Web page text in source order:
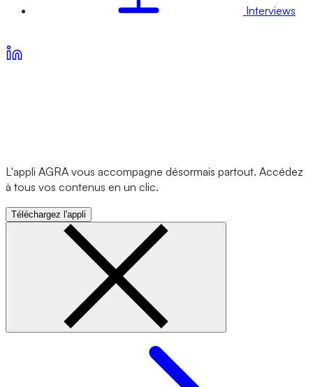
Interviews
L'appli AGRA vous accompagne désormais partout. Accédez
à tous vos contenus en un clic.
Téléchargez l'appli